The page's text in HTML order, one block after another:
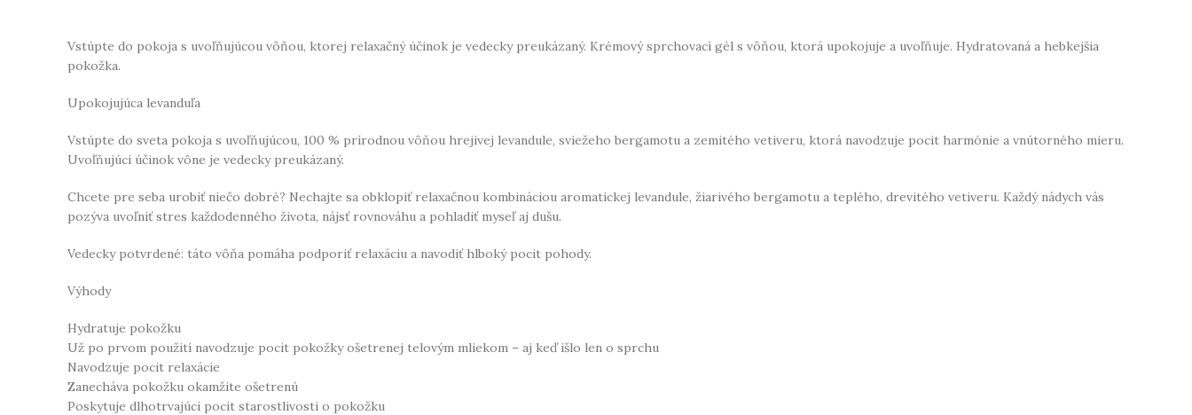
Vstúpte do pokoja s uvoľňujúcou vôňou, ktorej relaxačný účinok je vedecky preukázaný. Krémový sprchovací gél s vôňou, ktorá upokojuje a uvoľňuje. Hydratovaná a hebkejšia
pokožka.
Upokojujúca levanduľa
Vstúpte do sveta pokoja s uvoľňujúcou, 100 % prírodnou vôňou hrejivej levandule, sviežeho bergamotu a zemitého vetiveru, ktorá navodzuje pocit harmónie a vnútorného mieru.
Uvoľňujúci účinok vône je vedecky preukázaný.
Chcete pre seba urobiť niečo dobré? Nechajte sa obklopiť relaxačnou kombináciou aromatickej levandule, žiarivého bergamotu a teplého, drevitého vetiveru. Každý nádych vás
pozýva uvoľniť stres každodenného života, nájsť rovnováhu a pohladiť myseľ aj dušu.
Vedecky potvrdené: táto vôňa pomáha podporiť relaxáciu a navodiť hlboký pocit pohody.
Výhody
Hydratuje pokožku
Už po prvom použití navodzuje pocit pokožky ošetrenej telovým mliekom – aj keď išlo len o sprchu
Navodzuje pocit relaxácie
Zanecháva pokožku okamžite ošetrenú
Poskytuje dlhotrvajúci pocit starostlivosti o pokožku